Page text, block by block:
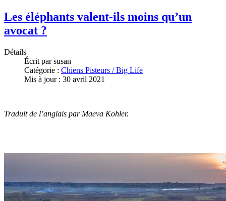
Les éléphants valent-ils moins qu’un
avocat ?
Détails
Écrit parsusan
Catégorie : Chiens Pisteurs / Big Life
Mis à jour : 30 avril 2021
Traduit de l’anglais par Maeva Kohler.